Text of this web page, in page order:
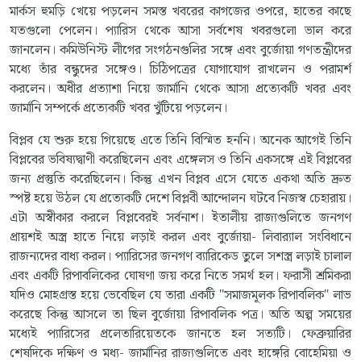
মার্কস হুমড়ি খেয়ে পড়লেন সমস্ত খবরের কাগজের ওপরে, হাতের কাছে
যতগুলো পেলেন। প্যারিস থেকে আসা সর্বশেষ খবরগুলো ভাল করে
জানলেন। কমিউনিস্ট লীগের সংগঠনগুলির সঙ্গে এবং বুর্জোয়া গণতন্ত্রীদের
মধ্যে তাঁর বন্ধুদের সঙ্গেও। চিঠিপত্রের যোগাযোগ রাখলেন ও পরামর্শ
করলেন। অধীর প্রত্যাশা নিয়ে জার্মানি থেকে আসা প্রত্যেকটি খবর এবং
জার্মানি সম্পর্কে প্রত্যেকটি খবর খুঁটিয়ে পড়লেন।
বিপ্লব যে শুরু হয়ে গিয়েছে এতে তিনি বিস্মিত হননি। অনেক আগেই তিনি
বিপ্লবের ভবিষ্যদ্বাণী করেছিলেন এবং এঙ্গেলস ও তিনি একসঙ্গে এই বিপ্লবের
জন্য প্রস্তুতি করেছিলেন। কিন্তু এখন বিপ্লব এসে যেতে একথা অতি দ্রুত
স্পষ্ট হয়ে উঠল যে প্রত্যেকটি দেশে বিপ্লবী আন্দোলন ঘটবে নিজস্ব চেহারায়।
এটা অস্বীকার করলে বিপ্লবেরই সর্বনাশ। ইতালীয় রাজ্যগুলিতে জনগণ
প্রায়শই অস্ত্র হাতে নিয়ে লড়াই করল এবং বুর্জোয়া- লিবার‍্যাল সংবিধানে
রাজন্যদের বাধ্য করল। প্যারিসের জনগণ ব্যারিকেড তুলে সশস্ত্র লড়াই চালাল
এবং একটি রিপাবলিকের ঘোষণা জয় করে নিতে সমর্থ হল। ফরাসী শ্রমিকরা
যদিও মোহগ্রস্ত হয়ে ভেবেছিল যে তারা একটি "সমাজমূলক রিপাবলিক" লাভ
করেছে কিন্তু আসলে তা ছিল বুর্জোয়া রিপাবলিক পত্র। অতি অল্প সময়ের
মধ্যেই প্যারিসের প্রলেতারিয়েতকে জানতে হল সত্যটি। ফেব্রুয়ারির
শেষদিকে দক্ষিণ ও মধ্য- জার্মানির রাজ্যগুলিতে এবং হাঙ্গেরি বোহেমিয়া ও